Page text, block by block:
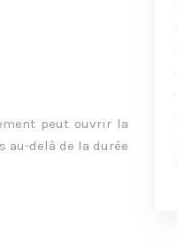
peut ouvrir la
au-delà de la durée